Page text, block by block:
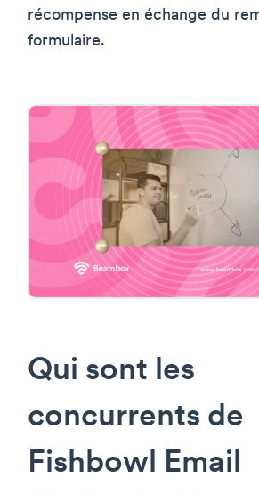
récompense en échange du
formulaire.
Qui sont les
concurrents de
Fishbowl Email